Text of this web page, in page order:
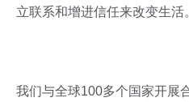
立联系和增进信任来改变生活
我们与全球100多个国家开展